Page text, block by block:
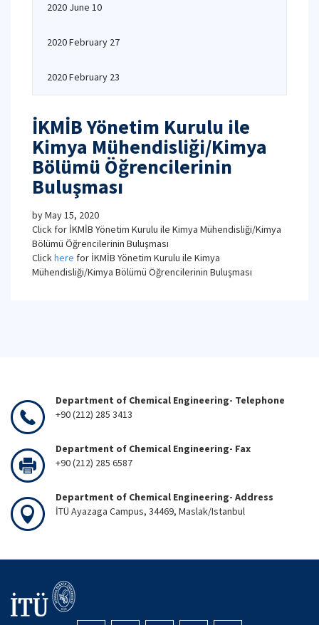
2020 June 10
2020 February 27
2020 February 23
İKMİB Yönetim Kurulu ile
Kimya Mühendisliği/Kimya
Bölümü Öğrencilerinin
Buluşması
byMay 15, 2020
Click for İKMİB Yönetim Kurulu ile Kimya Mühendisliği/Kimya
Bölümü Öğrencilerinin Buluşması
Clickhere for İKMİB Yönetim Kurulu ile Kimya
Mühendisliği/Kimya Bölümü Öğrencilerinin Buluşması
Department of Chemical Engineering- Telephone
+90 (212) 285 3413
Department of Chemical Engineering- Fax
+90 (212) 285 6587
Department of Chemical Engineering- Address
İTÜ Ayazaga Campus, 34469, Maslak/Istanbul